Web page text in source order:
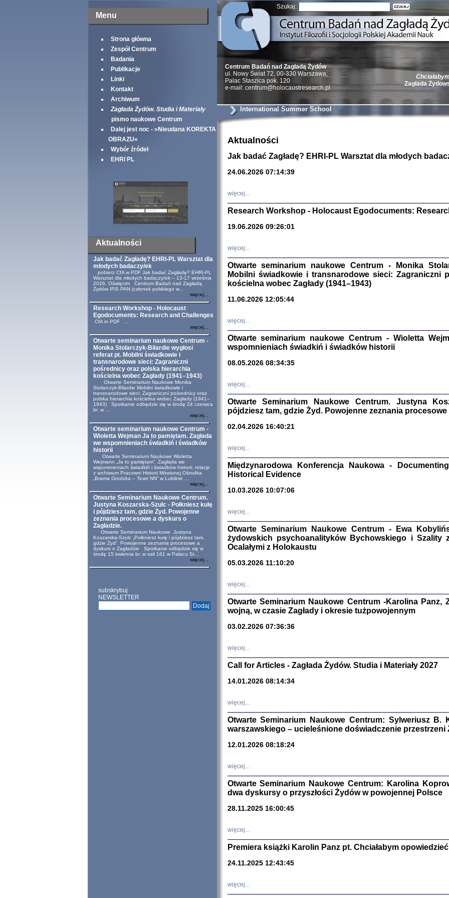
Menu
Strona główna
Zespół Centrum
Badania
Publikacje
Linki
Kontakt
Archiwum
Zagłada Żydów. Studia i Materiały
pismo naukowe Centrum
Dalej jest noc - »Nieudana KOREKTA
OBRAZU«
Wybór źródeł
EHRI PL
Aktualności
Jak badać Zagładę? EHRI-PL Warsztat dla
młodych badaczy/ek
pobierz CfA w PDF Jak badać Zagładę? EHRI-PL
Warsztat dla młodych badaczy/ek – 13-17 września
2026, Oświęcim Centrum Badań nad Zagładą
Żydów IFiS PAN (członek polskiego w...
więcej...
Research Workshop - Holocaust
Egodocuments: Research and Challenges
CfA in PDF ...
więcej...
Otwarte seminarium naukowe Centrum -
Monika Stolarczyk-Bilardie wygłosi
referat pt. Mobilni świadkowie i
transnarodowe sieci: Zagraniczni
pośrednicy oraz polska hierarchia
kościelna wobec Zagłady (1941–1943)
Otwarte Seminarium Naukowe Monika
Stolarczyk-Bilardie Mobilni świadkowie i
transnarodowe sieci: Zagraniczni pośrednicy oraz
polska hierarchia kościelna wobec Zagłady (1941–
1943) Spotkanie odbędzie się w środę 24 czerwca
br. w ...
więcej...
Otwarte seminarium naukowe Centrum -
Wioletta Wejman Ja to pamiętam. Zagłada
we wspomnieniach świadkiń i świadków
historii
Otwarte Seminarium Naukowe Wioletta
Wejmann „Ja to pamiętam”. Zagłada we
wspomnieniach świadkiń i świadków historii: relacje
z archiwum Pracowni Historii Mówionej Ośrodka
„Brama Grodzka – Teatr NN” w Lublinie ...
więcej...
Otwarte Seminarium Naukowe Centrum.
Justyna Koszarska-Szulc - Połkniesz kulę
i pójdziesz tam, gdzie Żyd. Powojenne
zeznania procesowe a dyskurs o
Zagładzie.
Otwarte Seminarium Naukowe Justyna
Koszarska-Szulc „Połkniesz kulę i pójdziesz tam,
gdzie Żyd”. Powojenne zeznania procesowe a
dyskurs o Zagładzie Spotkanie odbędzie się w
środę 15 kwietnia br. w sali 161 w Pałacu St...
więcej...
subskrybuj
NEWSLETTER
Szukaj:
Zagłada
Żydzi w
Natalia Aleksiun,
Turski, Laurence
Wagner Rózia
oprac.
oprac.
Zagłada
Studia i
NIE WIEMY CO
Sewek
Centrum Badań nad Zagładą Żydów
ul. Nowy Świat 72, 00-330 Warszawa;
Palac Staszica pok. 120
e-mail: centrum@holocaustresearch.pl
International Summer School
Aktualności
Jak badać Zagładę? EHRI-PL Warsztat dla młodych
24.06.2026 07:14:39
więcej...
Research Workshop - Holocaust Egodocuments:
19.06.2026 09:26:01
więcej...
Otwarte seminarium naukowe Centrum - Monika
Mobilni świadkowie i transnarodowe sieci: Zagraniczni
kościelna wobec Zagłady (1941–1943)
11.06.2026 12:05:44
więcej...
Otwarte seminarium naukowe Centrum - Wioletta
wspomnieniach świadkiń i świadków historii
08.05.2026 08:34:35
więcej...
Otwarte Seminarium Naukowe Centrum. Justyna
pójdziesz tam, gdzie Żyd. Powojenne zeznania procesowe
02.04.2026 16:40:21
więcej...
Międzynarodowa Konferencja Naukowa -
Historical Evidence
10.03.2026 10:07:06
więcej...
Otwarte Seminarium Naukowe Centrum - Ewa
żydowskich psychoanalityków Bychowskiego i
Ocalałymi z Holokaustu
05.03.2026 11:10:20
więcej...
Otwarte Seminarium Naukowe Centrum -Karolina Panz,
wojną, w czasie Zagłady i okresie tużpowojennym
03.02.2026 07:36:36
więcej...
Call for Articles - Zagłada Żydów. Studia i Materiały 2027
14.01.2026 08:14:34
więcej...
Otwarte Seminarium Naukowe Centrum: Sylweriusz B.
warszawskiego – ucieleśnione doświadczenie przestrzeni
12.01.2026 08:18:24
więcej...
Otwarte Seminarium Naukowe Centrum: Karolina
dwa dyskursy o przyszłości Żydów w powojennej Polsce
28.11.2025 16:00:45
więcej...
Premiera książki Karolin Panz pt. Chciałabym
24.11.2025 12:43:45
więcej...